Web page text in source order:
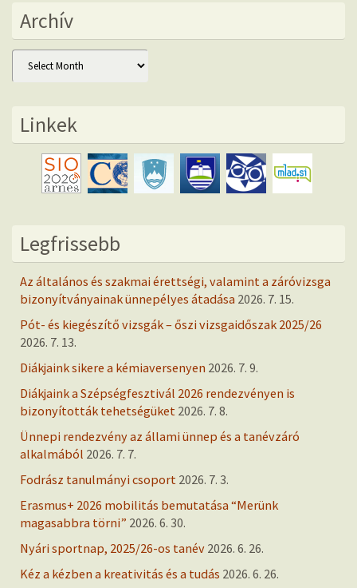
Archív
Archív
Linkek
Legfrissebb
Az általános és szakmai érettségi, valamint a záróvizsga
bizonyítványainak ünnepélyes átadása 2026. 7. 15.
Pót- és kiegészítő vizsgák – őszi vizsgaidőszak 2025/26
2026. 7. 13.
Diákjaink sikere a kémiaversenyen 2026. 7. 9.
Diákjaink a Szépségfesztivál 2026 rendezvényen is
bizonyították tehetségüket 2026. 7. 8.
Ünnepi rendezvény az állami ünnep és a tanévzáró
alkalmából 2026. 7. 7.
Fodrász tanulmányi csoport 2026. 7. 3.
Erasmus+ 2026 mobilitás bemutatása “Merünk
magasabbra törni” 2026. 6. 30.
Nyári sportnap, 2025/26-os tanév 2026. 6. 26.
Kéz a kézben a kreativitás és a tudás 2026. 6. 26.